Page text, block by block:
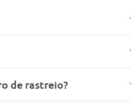
de rastreio?